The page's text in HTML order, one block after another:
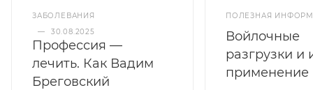
ЗАБОЛЕВАНИЯ
—
30.08.2025
Профессия —
лечить. Как Вадим
Бреговский
ПОЛЕЗНАЯ
Войлочные
разгрузки и
применение